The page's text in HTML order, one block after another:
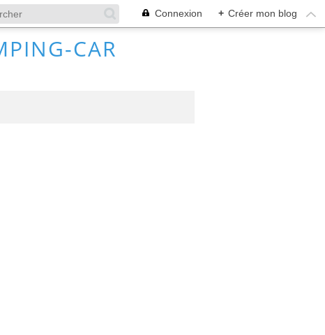
Connexion + Créer mon blog
CAR